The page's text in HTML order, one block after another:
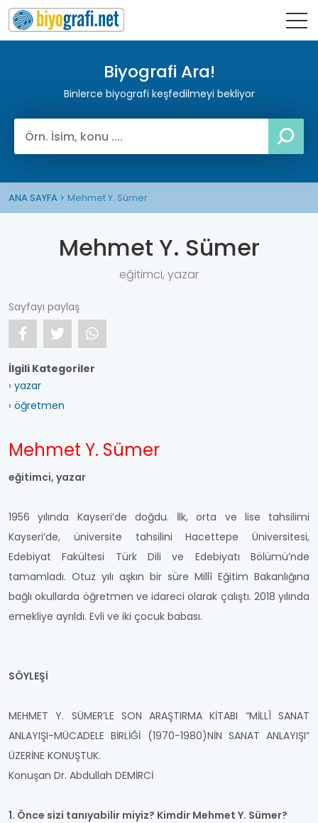
Biyografi Ara!
Binlerce biyografi keşfedilmeyi bekliyor
ANA SAYFA Mehmet Y. Sümer
Mehmet Y. Sümer
eğitimci, yazar
Sayfayı paylaş
İlgili Kategoriler
› yazar
› öğretmen
Mehmet Y. Sümer
eğitimci, yazar
1956 yılında Kayseri’de doğdu. İlk, orta ve lise tahsilimi
Kayseri’de, üniversite tahsilini Hacettepe Üniversitesi,
Edebiyat Fakültesi Türk Dili ve Edebiyatı Bölümü’nde
tamamladı. Otuz yılı aşkın bir süre Millî Eğitim Bakanlığına
bağlı okullarda öğretmen ve idareci olarak çalıştı. 2018 yılında
emekliye ayrıldı. Evli ve iki çocuk babası.
SÖYLEŞİ
MEHMET Y. SÜMER’LE SON ARAŞTIRMA KİTABI “MİLLÎ SANAT
ANLAYIŞI-MÜCADELE BİRLİĞİ (1970-1980)NİN SANAT ANLAYIŞI”
ÜZERİNE KONUŞTUK.
Konuşan Dr. Abdullah DEMİRCİ
1. Önce sizi tanıyabilir miyiz? Kimdir Mehmet Y. Sümer?